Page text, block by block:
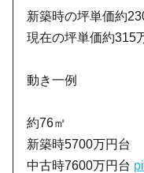
新築時の坪単価約
現在の坪単価約315
動き一例
約76㎡
新築時5700万円台
中古時7600万円台